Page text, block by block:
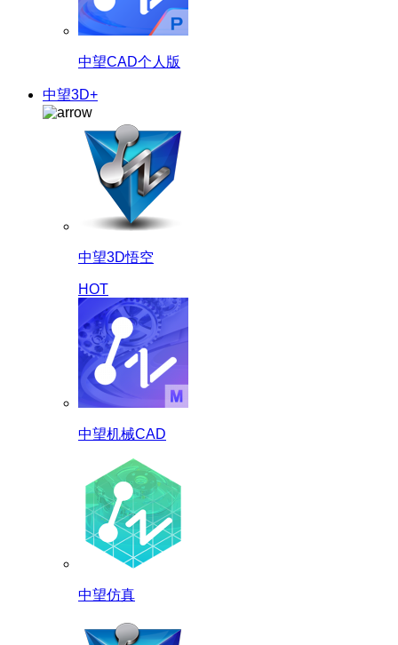
中望CAD个人版
中望3D+
中望3D悟空
HOT
中望机械CAD
中望仿真